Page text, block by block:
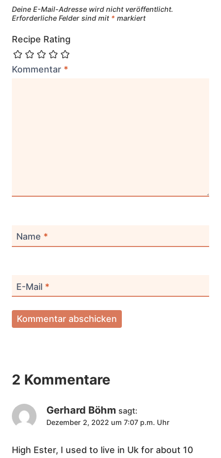
Deine E-Mail-Adresse wird nicht veröffentlicht.
Erforderliche Felder sind mit * markiert
Recipe Rating
Kommentar *
Name *
E-Mail *
2 Kommentare
Gerhard Böhm sagt:
Dezember 2, 2022 um 7:07 p.m. Uhr
High Ester, I used to live in Uk for about 10